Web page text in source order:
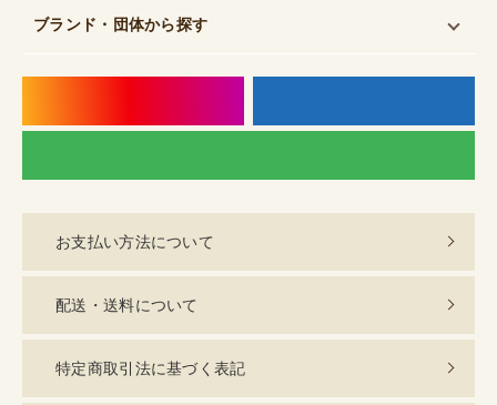
ブランド・団体から探す
お支払い方法について
配送・送料について
特定商取引法に基づく表記